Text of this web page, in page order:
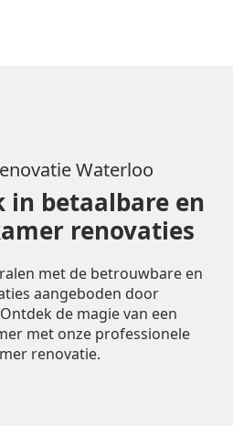
Waterloo
in betaalbare en
renovaties
met de betrouwbare en
aangeboden door
de magie van een
met onze professionele
renovatie.